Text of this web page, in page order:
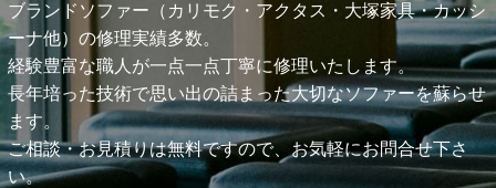
ブランドソファー（カリモク・アクタス・大塚家具・カッシ
ーナ他）の修理実績多数。
経験豊富な職人が一点一点丁寧に修理いたします。
長年培った技術で思い出の詰まった大切なソファーを蘇らせ
ます。
ご相談・お見積りは無料ですので、お気軽にお問合せ下さ
い。